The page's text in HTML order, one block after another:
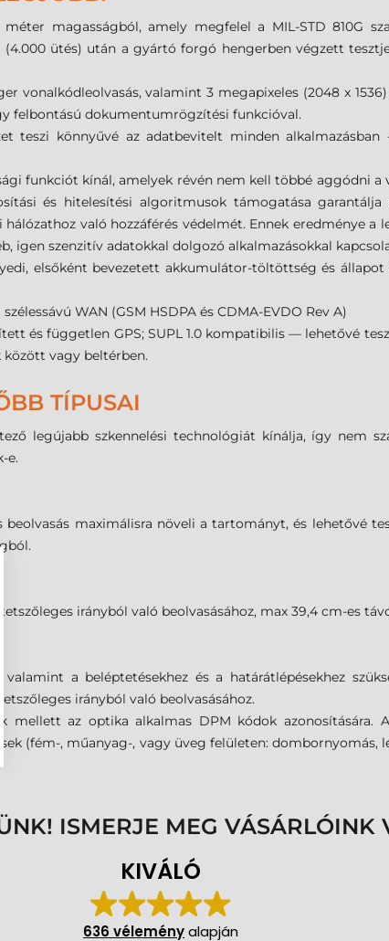
magasságból, amely megfelel a MIL-STD 810G
ütés) után a gyártó forgó hengerben végzett
vonalkódleolvasás, valamint 3 megapixeles (2048 x
felbontású dokumentumrögzítési funkcióval.
teszi könnyűvé az adatbevitelt minden alkalmazásban
funkciót kínál, amelyek révén nem kell többé aggódni
és hitelesítési algoritmusok támogatása
való hozzáférés védelmét. Ennek eredménye a
igen szenzitív adatokkal dolgozó alkalmazásokkal
elsőként bevezetett akkumulátor-töltöttség és
WAN (GSM HSDPA és CDMA-EVDO Rev A)
és független GPS; SUPL 1.0 kompatibilis — lehetővé
között vagy beltérben.
TÍPUSAI
legújabb szkennelési technológiát kínálja, így nem
e.
maximálisra növeli a tartományt, és lehetővé
irányból való beolvasásához, max 39,4 cm-es
a beléptetésekhez és a határátlépésekhez
irányból való beolvasásához.
mellett az optika alkalmas DPM kódok azonosítására.
(fém-, műanyag-, vagy üveg felületen: dombornyomás,
ISMERJE MEG VÁSÁRLÓINK
KIVÁLÓ
636 véleményalapján